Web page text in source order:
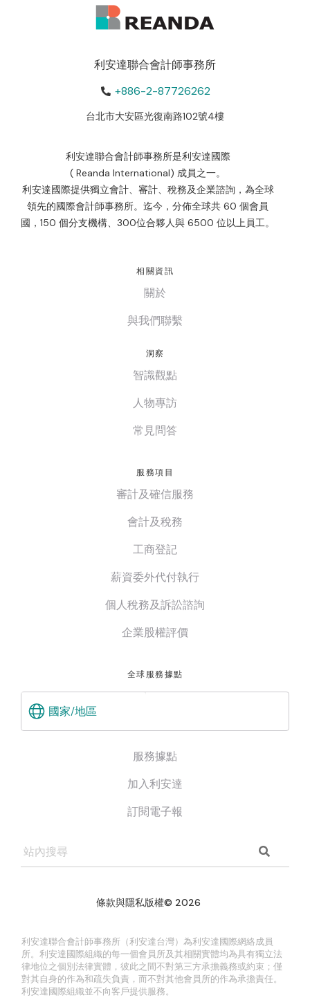
利安達聯合會計師事務所
+886-2-87726262
台北市大安區光復南路102號4樓
利安達聯合會計師事務所是利安達國際
( Reanda International) 成員之一。
利安達國際提供獨立會計、審計、稅務及企業諮詢，為全球
領先的國際會計師事務所。迄今，分佈全球共 60 個會員
國，150 個分支機構、300位合夥人與 6500 位以上員工。
相關資訊
關於
與我們聯繫
洞察
智識觀點
人物專訪
常見問答
服務項目
審計及確信服務
會計及稅務
工商登記
薪資委外代付執行
個人稅務及訴訟諮詢
企業股權評價
全球服務據點
國家/地區
服務據點
加入利安達
訂閱電子報
條款與隱私版權© 2026
利安達聯合會計師事務所（利安達台灣）為利安達國際網絡成員
所。利安達國際組織的每一個會員所及其相關實體均為具有獨立法
律地位之個別法律實體，彼此之間不對第三方承擔義務或約束；僅
對其自身的作為和疏失負責，而不對其他會員所的作為承擔責任。
利安達國際組織並不向客戶提供服務。